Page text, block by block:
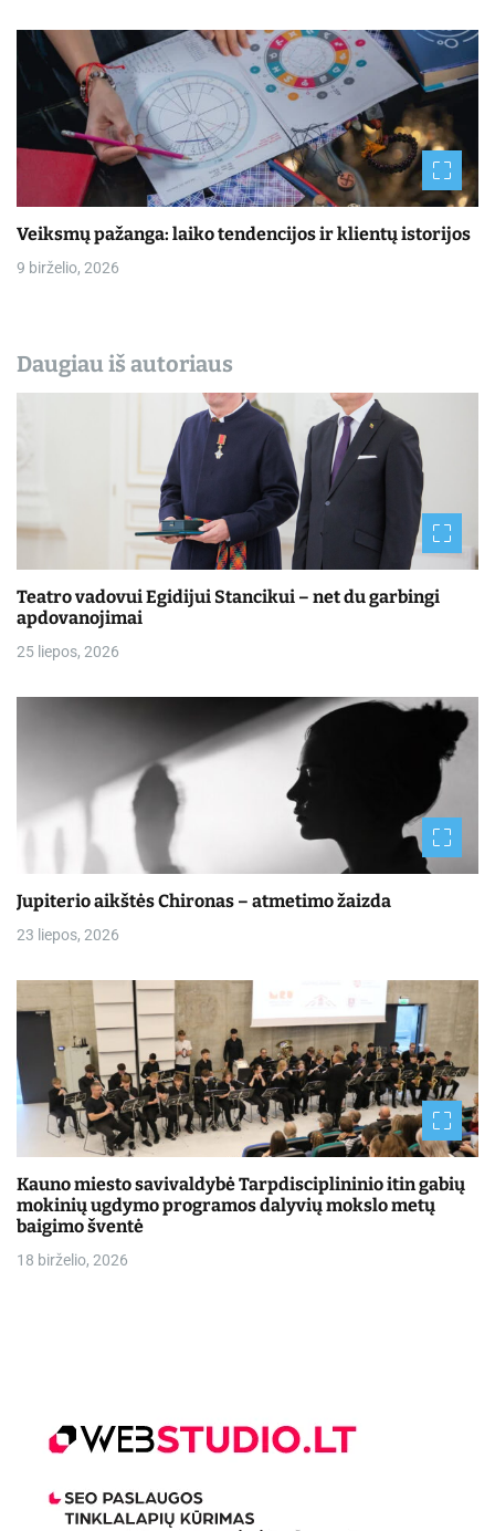
Veiksmų pažanga: laiko tendencijos ir klientų istorijos
9 birželio, 2026
Daugiau iš autoriaus
Teatro vadovui Egidijui Stancikui – net du garbingi
apdovanojimai
25 liepos, 2026
Jupiterio aikštės Chironas – atmetimo žaizda
23 liepos, 2026
Kauno miesto savivaldybė Tarpdisciplininio itin gabių
mokinių ugdymo programos dalyvių mokslo metų
baigimo šventė
18 birželio, 2026